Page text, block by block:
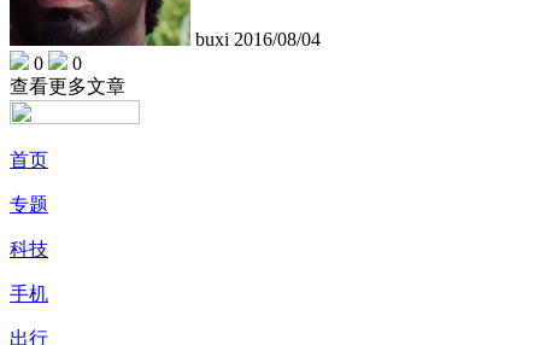
buxi 2016/08/04
0
0
查看更多文章
首页
专题
科技
手机
出行